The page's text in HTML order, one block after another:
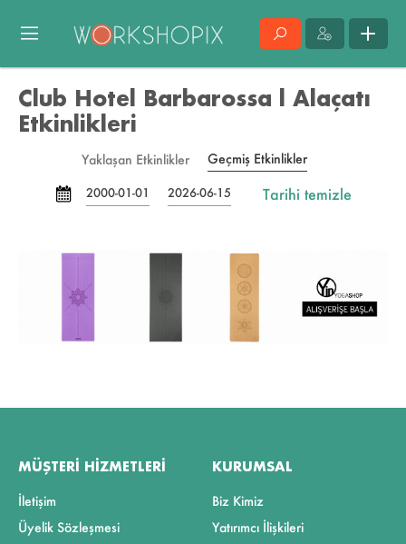
Club Hotel Barbarossa l Alaçatı
Etkinlikleri
Yaklaşan Etkinlikler Geçmiş Etkinlikler
2000-01-01 2026-06-15 Tarihi temizle
MÜŞTERI HIZMETLERI
İletişim
Üyelik Sözleşmesi
KURUMSAL
Biz Kimiz
Yatırımcı İlişkileri